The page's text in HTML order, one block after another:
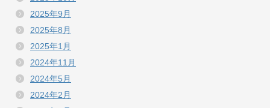
2025年9月
2025年8月
2025年1月
2024年11月
2024年5月
2024年2月